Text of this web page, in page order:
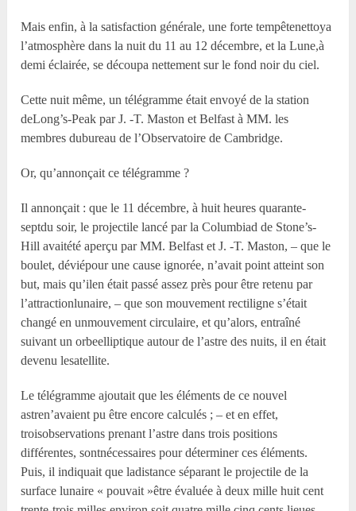
Mais enfin, à la satisfaction générale, une forte tempêtenettoya
l’atmosphère dans la nuit du 11 au 12 décembre, et la Lune,à
demi éclairée, se découpa nettement sur le fond noir du ciel.
Cette nuit même, un télégramme était envoyé de la station
deLong’s-Peak par J. -T. Maston et Belfast à MM. les
membres dubureau de l’Observatoire de Cambridge.
Or, qu’annonçait ce télégramme ?
Il annonçait : que le 11 décembre, à huit heures quarante-
septdu soir, le projectile lancé par la Columbiad de Stone’s-
Hill avaitété aperçu par MM. Belfast et J. -T. Maston, – que le
boulet, déviépour une cause ignorée, n’avait point atteint son
but, mais qu’ilen était passé assez près pour être retenu par
l’attractionlunaire, – que son mouvement rectiligne s’était
changé en unmouvement circulaire, et qu’alors, entraîné
suivant un orbeelliptique autour de l’astre des nuits, il en était
devenu lesatellite.
Le télégramme ajoutait que les éléments de ce nouvel
astren’avaient pu être encore calculés ; – et en effet,
troisobservations prenant l’astre dans trois positions
différentes, sontnécessaires pour déterminer ces éléments.
Puis, il indiquait que ladistance séparant le projectile de la
surface lunaire « pouvait »être évaluée à deux mille huit cent